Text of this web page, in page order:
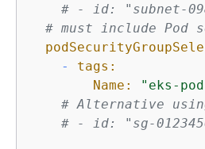
# - id: "subnet-
# must include Pod
-
tags:
Name:
"eks-
# Alternative
# - id: "sg-